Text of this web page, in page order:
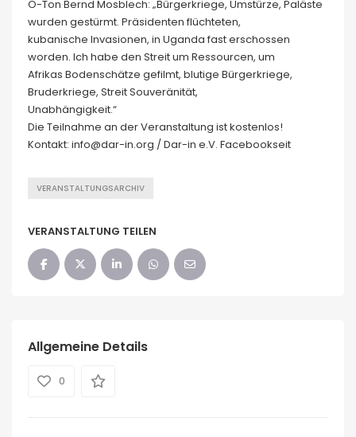
O-Ton Bernd Mosblech: „Bürgerkriege, Umstürze, Paläste
wurden gestürmt. Präsidenten flüchteten,
kubanische Invasionen, in Uganda fast erschossen
worden. Ich habe den Streit um Ressourcen, um
Afrikas Bodenschätze gefilmt, blutige Bürgerkriege,
Bruderkriege, Streit Souveränität,
Unabhängigkeit.“
Die Teilnahme an der Veranstaltung ist kostenlos!
Kontakt: info@dar-in.org / Dar-in e.V. Facebookseit
VERANSTALTUNGSARCHIV
VERANSTALTUNG TEILEN
Allgemeine Details
0